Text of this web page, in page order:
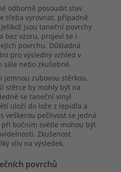
odborně posoudit stav
třeba vyrovnat, případně
jsou taneční povrchy
bez vzoru, projeví se i
povrchu. Důkladná
pro výsledný vzhled v
nebo zkušebně.
jemnou zubovou stěrkou,
stěrce by mohly být na
se taneční vinyl
uloží do lože z lepidla a
veškerou pečlivost se jedná
bočním světle mohou být
Zkušenost
vliv na výsledek.
povrchů